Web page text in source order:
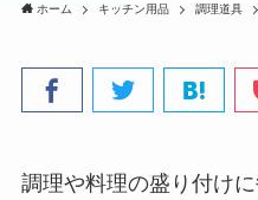
ホーム キッチン用品 調理道具
調理や料理の盛り付け